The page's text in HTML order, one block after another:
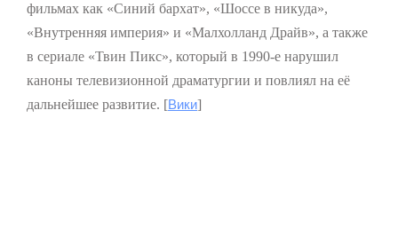
фильмах как «Синий бархат», «Шоссе в никуда»,
«Внутренняя империя» и «Малхолланд Драйв», а также
в сериале «Твин Пикс», который в 1990-е нарушил
каноны телевизионной драматургии и повлиял на её
дальнейшее развитие. [Вики]